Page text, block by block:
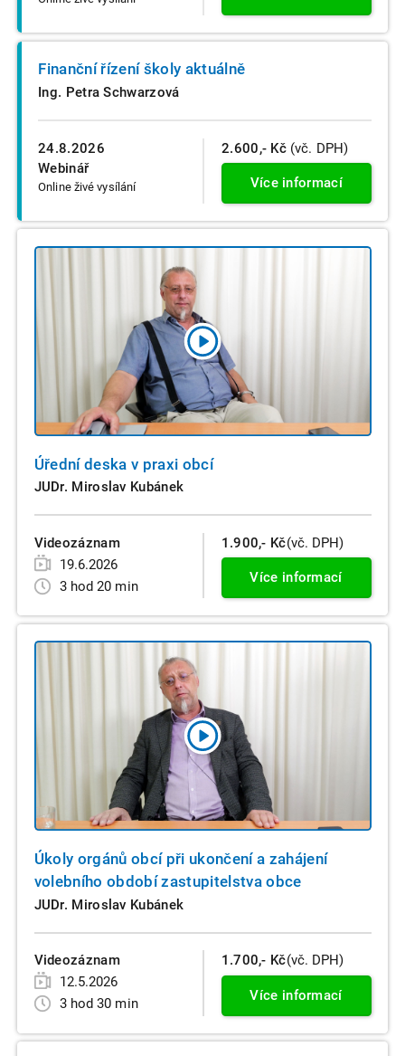
24.8.2026
Webinář
Online živé vysílání
Finanční řízení školy aktuálně
Ing. Petra Schwarzová
2.600,- Kč (vč. DPH)
Více informací
Úřední deska v praxi obcí
JUDr. Miroslav Kubánek
Videozáznam
19.6.2026
3 hod 20 min
1.900,- Kč(vč. DPH)
Více informací
Úkoly orgánů obcí při ukončení a zahájení
volebního období zastupitelstva obce
JUDr. Miroslav Kubánek
Videozáznam
12.5.2026
3 hod 30 min
1.700,- Kč(vč. DPH)
Více informací